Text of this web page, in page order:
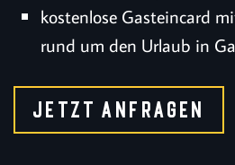
kostenlose Gasteincard
rund um den Urlaub in
JETZT ANFRAGEN